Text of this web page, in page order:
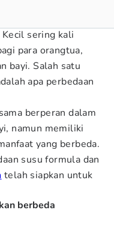
sering kali
para orangtua,
bayi. Salah satu
apa perbedaan
berperan dalam
namun memiliki
yang berbeda.
susu formula dan
telah siapkan untuk
berbeda